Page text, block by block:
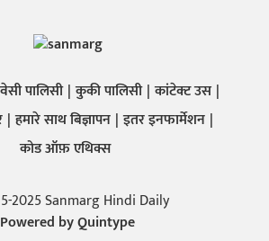
पालिसी कुकी पालिसी कांटेक्ट उस
हमारे साथ बिज्ञापन इतर इनफार्मेशन
कोड ऑफ़ एथिक्स
2025 Sanmarg Hindi Daily
Powered byQuintype